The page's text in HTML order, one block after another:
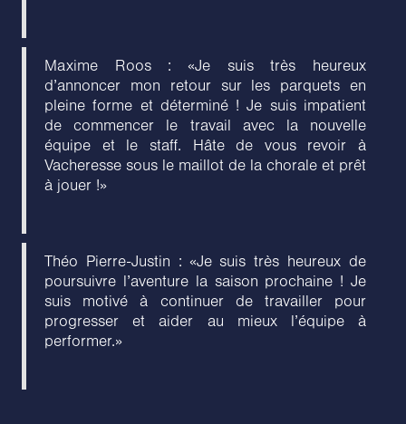
Maxime Roos : «Je suis très heureux
d’annoncer mon retour sur les parquets en
pleine forme et déterminé ! Je suis impatient
de commencer le travail avec la nouvelle
équipe et le staff. Hâte de vous revoir à
Vacheresse sous le maillot de la chorale et prêt
à jouer !»
Théo Pierre-Justin : «Je suis très heureux de
poursuivre l’aventure la saison prochaine ! Je
suis motivé à continuer de travailler pour
progresser et aider au mieux l’équipe à
performer.»